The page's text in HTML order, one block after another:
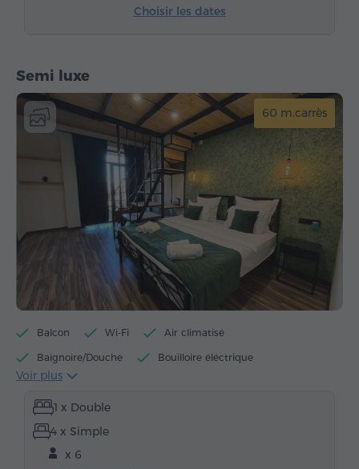
Choisir les dates
Semi luxe
60 m.carrès
Balcon Wi-Fi Air climatisé
Baignoire/Douche Bouilloire éléctrique
Théière éléctrique
Serviettes
Chauffage
Chaise
Voir plus
1 x Double
4 x Simple
x 6